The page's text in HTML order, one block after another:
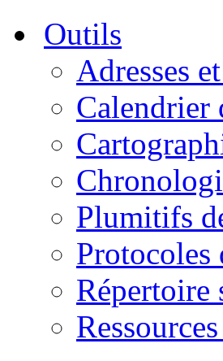
Outils
Adresses
Calendrier
Plumitifs
Protocoles
Répertoire